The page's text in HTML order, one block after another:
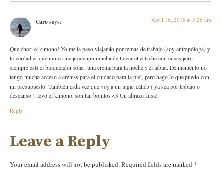
Caro says: April 16, 2018 at 3:26 am
Que chori el kimono! Yo me la paso viajando por temas de trabajo (soy antropóloga) y
la verdad es que nunca me preocupo mucho de llevar el estuche con cosas pero
siempre está el bloqueador solar, una crema para la noche y el labial. De momento no
tengo mucho acceso a cremas para el cuidado para la piel, pero hago lo que puedo con
mi presupuesto. También cada vez que voy a un lugar cálido ( ya sea por trabajo o
descanso ) llevo el kimono, son tan bonitos <3 Un abrazo luisa!
Reply
Leave a Reply
Your email address will not be published. Required fields are marked *